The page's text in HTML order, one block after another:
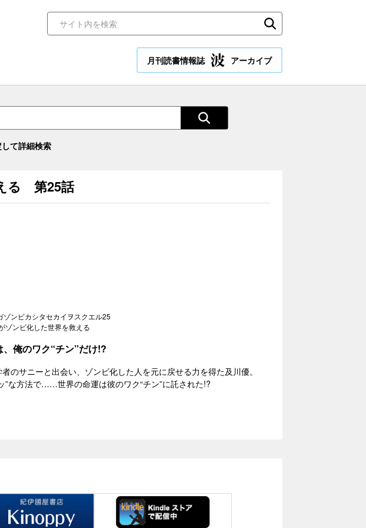
月刊読書情報誌 アーカイブ
て詳細検索
る 第25話
ンビカシタセカイヲスクエル25
ゾンビ化した世界を救える
俺のワク“チン”だけ!?
のサニーと出会い、ゾンビ化した人を元に戻せる力を得た及川優。
”な方法で……世界の命運は彼のワク“チン”に託された!?